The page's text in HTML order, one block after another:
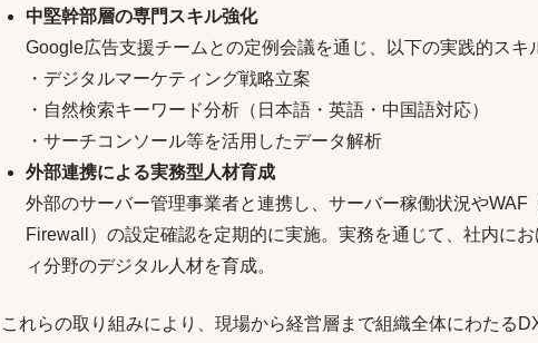
中堅幹部層の専門スキル強化
Google広告支援チームとの定例会議を通じ、以下の実践的スキ
・デジタルマーケティング戦略立案
・自然検索キーワード分析（日本語・英語・中国語対応）
・サーチコンソール等を活用したデータ解析
外部連携による実務型人材育成
外部のサーバー管理事業者と連携し、サーバー稼働状況やWAF
Firewall）の設定確認を定期的に実施。実務を通じて、社内に
ィ分野のデジタル人材を育成。
これらの取り組みにより、現場から経営層まで組織全体にわたる